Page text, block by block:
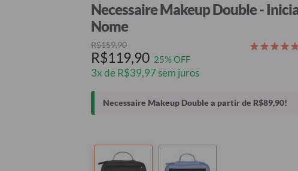
Necessaire Makeup Double -
Nome
R$159,90
R$119,90 25% OFF
3x de R$39,97 sem juros
Necessaire Makeup Double a partir de R$89,90!